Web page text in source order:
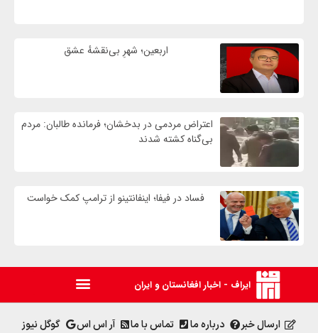
اربعین؛ شهرِ بی‌نقشهٔ عشق
اعتراض مردمی در بدخشان؛ فرمانده طالبان: مردم
بی‌گناه کشته شدند
فساد در فیفا؛ اینفانتینو از ترامپ کمک خواست
ایراف - اخبار افغانستان و ایران
ارسال خبر درباره ما تماس با ما آر اس اس گوگل نیوز